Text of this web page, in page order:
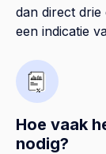
dan direct
een indicatie
Hoe vaak
nodig?